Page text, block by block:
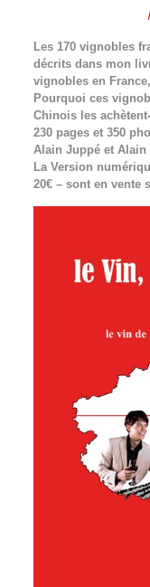
Les 170 vignobles
décrits dans mon
vignobles en
Pourquoi ces
Chinois les
230 pages et 350
Alain Juppé et Alain
La Version
20€ – sont en vente